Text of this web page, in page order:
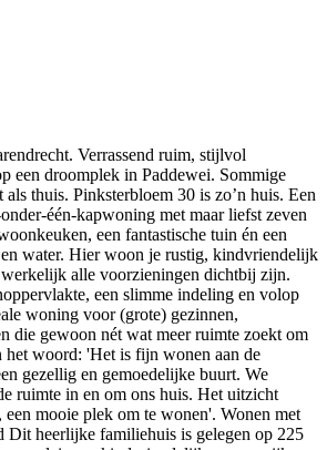
Verrassend ruim, stijlvol
een droomplek in Paddewei. Sommige
thuis. Pinksterbloem 30 is zo’n huis. Een
één-kapwoning met maar liefst zeven
een fantastische tuin én een
water. Hier woon je rustig, kindvriendelijk
alle voorzieningen dichtbij zijn.
een slimme indeling en volop
woning voor (grote) gezinnen,
die gewoon nét wat meer ruimte zoekt om
het woord: 'Het is fijn wonen aan de
gezellig en gemoedelijke buurt. We
ruimte in en om ons huis. Het uitzicht
mooie plek om te wonen'. Wonen met
Dit heerlijke familiehuis is gelegen op 225